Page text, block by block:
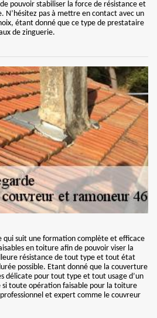
pouvoir stabiliser la force de résistance et
N’hésitez pas à mettre en contact avec un
étant donné que ce type de prestataire
de zinguerie.
qui suit une formation complète et efficace
en toiture afin de pouvoir viser la
résistance de tout type et tout état
possible. Etant donné que la couverture
délicate pour tout type et tout usage d’un
toute opération faisable pour la toiture
et expert comme le couvreur